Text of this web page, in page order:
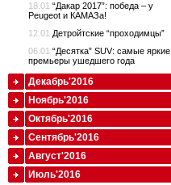
18.01 “Дакар 2017”: победа – у
Peugeot и КАМАЗа!
12.01 Детройтские “проходимцы”
06.01 “Десятка” SUV: самые яркие
премьеры ушедшего года
Декабрь'2016
Ноябрь'2016
Октябрь'2016
Сентябрь'2016
Август'2016
Июль'2016